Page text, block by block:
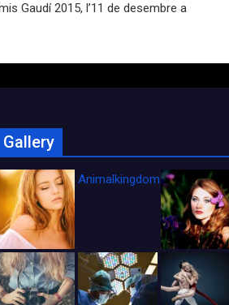
Gaudí 2015, l’11 de desembre a
Gallery
Animalkingdom_FichaCine